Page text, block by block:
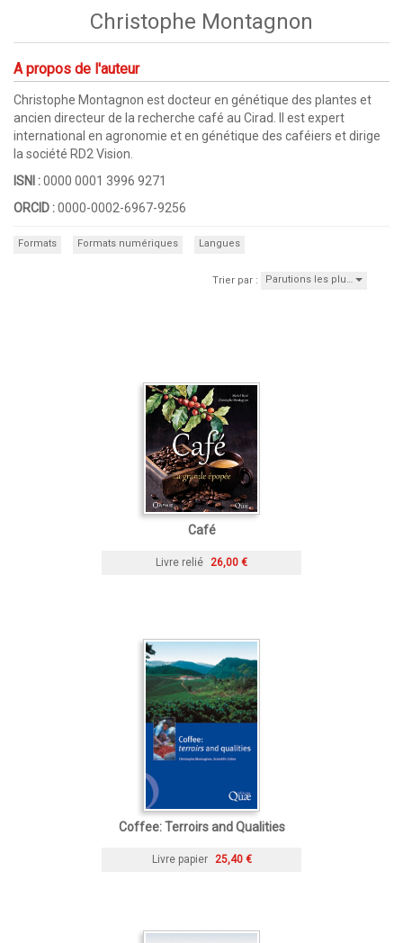
Christophe Montagnon
A propos de l'auteur
Christophe Montagnon est docteur en génétique des plantes et
ancien directeur de la recherche café au Cirad. Il est expert
international en agronomie et en génétique des caféiers et dirige
la société RD2 Vision.
ISNI :0000 0001 3996 9271
ORCID :0000-0002-6967-9256
Formats Formats numériques Langues
Trier par : Parutions les plu…
Café
Livre relié 26,00 €
Coffee: Terroirs and Qualities
Livre papier 25,40 €